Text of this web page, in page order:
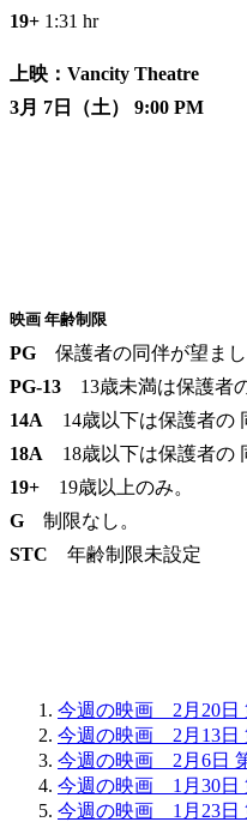
19+ 1:31 hr
上映：Vancity Theatre
3月 7日（土） 9:00 PM
映画 年齢制限
PG 保護者の同伴が望まし
PG-13 13歳未満は保護者
14A 14歳以下は保護者の
18A 18歳以下は保護者の
19+ 19歳以上のみ。
G 制限なし。
STC 年齢制限未設定
今週の映画 2月20日
今週の映画 2月13日
今週の映画 2月6日
今週の映画 1月30日
今週の映画 1月23日